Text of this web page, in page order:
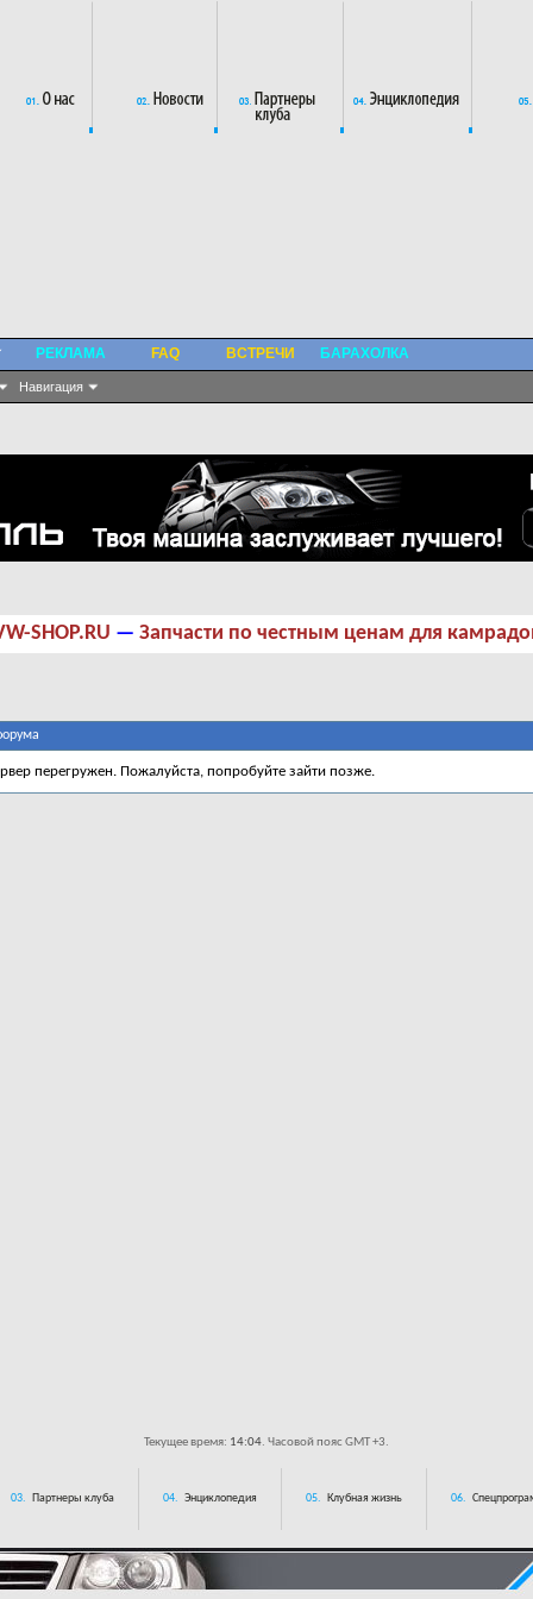
Навигация
РЕКЛАМА FAQ ВСТРЕЧИ БАРАХОЛКА
SHOP.RU — Запчасти по честным ценам для
перегружен. Пожалуйста, попробуйте зайти позже.
Текущее время: 14:04. Часовой пояс GMT +3.
03. Партнеры клуба 04. Энциклопедия 05. Клубная жизнь 06.